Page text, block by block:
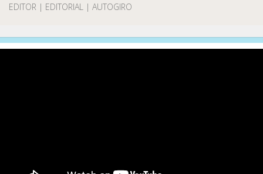
EDITOR | EDITORIAL | AUTOGIRO